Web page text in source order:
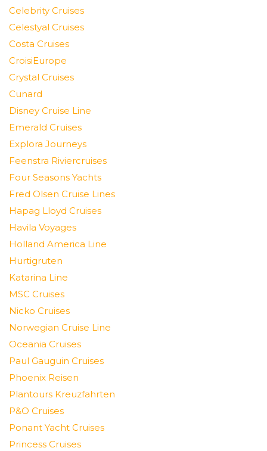
Celebrity Cruises
Celestyal Cruises
Costa Cruises
CroisiEurope
Crystal Cruises
Cunard
Disney Cruise Line
Emerald Cruises
Explora Journeys
Feenstra Riviercruises
Four Seasons Yachts
Fred Olsen Cruise Lines
Hapag Lloyd Cruises
Havila Voyages
Holland America Line
Hurtigruten
Katarina Line
MSC Cruises
Nicko Cruises
Norwegian Cruise Line
Oceania Cruises
Paul Gauguin Cruises
Phoenix Reisen
Plantours Kreuzfahrten
P&O Cruises
Ponant Yacht Cruises
Princess Cruises